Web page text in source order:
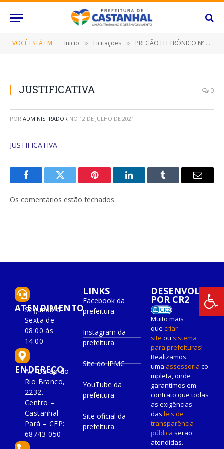
VOCÊ ESTÁ EM: Inicio » Licitações » PREGÃO ELETRÔNICO Nº 053/2021 (CONTRATAÇÃO DE EMPRESA ESPECIALIZADA PARA O FORNECIMENTO DE FILMES ESPECIAIS PARA RADIOLOGIA DIGITAL COM IMPRESSORA A SECO (DRY), DIGITALIZADOR DE IMAGENS RADIOLÓGICAS, MATERIAIS DE CONSUMO E MATERIAIS PERMANENTE )
JUSTIFICATIVA 0
POR ADMINISTRADOR NO 12 DE JULHO DE 2021
JUSTIFICATIVA
FacebookTwitter Pinterest O
Tumblr
E-
Os comentários estão fechados.
ATENDIMENTO
Segunda à
Sexta de
08:00 às
14:00
ENDEREÇO
Av. Barão do
Rio Branco,
2232.
Centro –
Castanhal –
Pará – CEP:
68743-050
LINKS
Facebook da
prefeitura
Instagram da
prefeitura
Site do IPMC
YouTube da
prefeitura
Site oficial da
prefeitura
DESENVOLVIDO
POR CR2
Muito mais
que criar
site ou sistema
para prefeituras!
Realizamos
uma assessoria co
mpleta, onde
garantimos em
contrato que todas
as exigências
das leis de
transparência
pública serão
atendidas.